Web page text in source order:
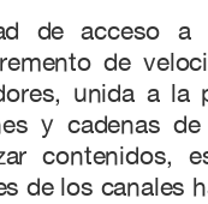
de acceso a
de
unida a la
y cadenas
contenidos,
de los canales